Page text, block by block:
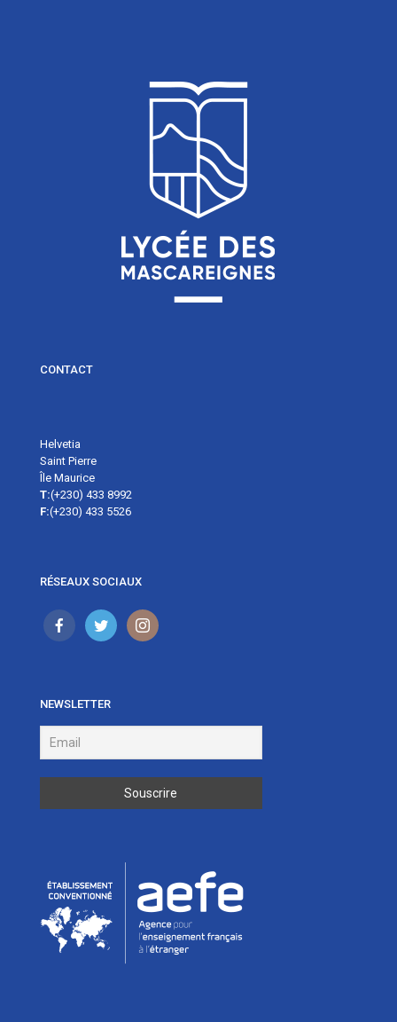
CONTACT
Helvetia
Saint Pierre
Île Maurice
T:(+230) 433 8992
F:(+230) 433 5526
RÉSEAUX SOCIAUX
NEWSLETTER